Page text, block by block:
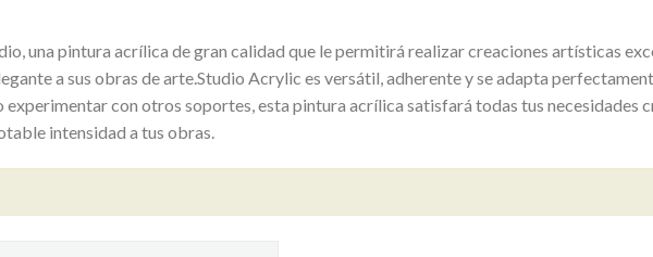
a la
deseos
una pintura acrílica de gran calidad que le permitirá realizar creaciones artísticas
a sus obras de arte.Studio Acrylic es versátil, adherente y se adapta
experimentar con otros soportes, esta pintura acrílica satisfará todas tus necesidades
intensidad a tus obras.